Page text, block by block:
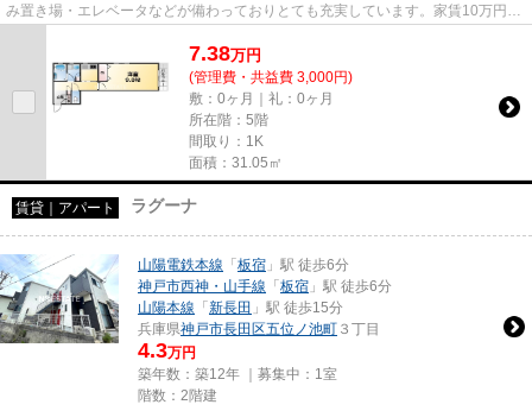
み置き場・エレベータなどが備わっておりとても充実しています。家賃10万円以
7.38万円
(管理費・共益費 3,000円)
敷：0ヶ月｜礼：0ヶ月
所在階：5階
間取り：1K
面積：31.05㎡
賃貸｜アパート ラグーナ
山陽電鉄本線 「 板宿 」駅 徒歩6分
神戸市西神・山手線 「 板宿 」駅 徒歩6分
山陽本線 「 新長田 」駅 徒歩15分
兵庫県神戸市長田区五位ノ池町 ３丁目
4.3万円
築年数：築12年 ｜募集中： 1室
階数：2階建